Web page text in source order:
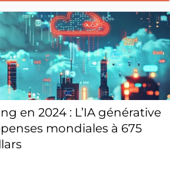
en 2024 : L’IA générative
mondiales à 675